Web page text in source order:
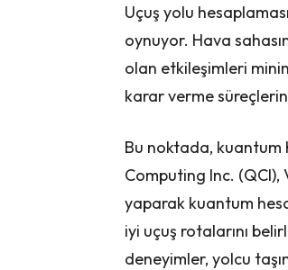
Uçuş yolu
oynuyor. Hava
olan etkileşimleri
karar verme
Bu noktada, kuantum
Computing Inc.
yaparak kuantum
iyi uçuş rotalarını
deneyimler, yolcu